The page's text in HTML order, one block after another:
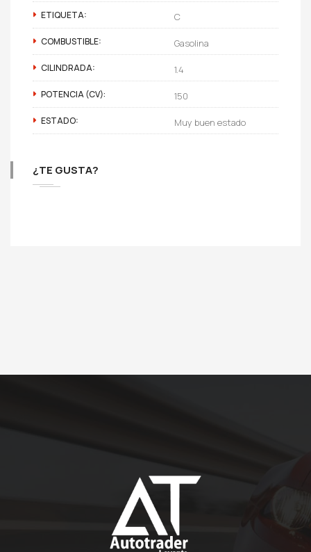
ETIQUETA: C
COMBUSTIBLE: Gasolina
CILINDRADA: 1.4
POTENCIA (CV): 150
ESTADO: Muy buen estado
¿TE GUSTA?